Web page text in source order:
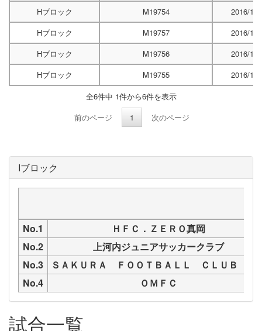
Hブロック
M19754
2016/12/
Hブロック
M19757
2016/12/
Hブロック
M19756
2016/12/
Hブロック
M19755
2016/12/
全6件中 1件から6件を表示
前のページ
1 次のページ
Iブロック
No.1
ＨＦＣ．ＺＥＲＯ真岡
No.2
上河内ジュニアサッカークラブ
No.3
ＳＡＫＵＲＡ ＦＯＯＴＢＡＬＬ ＣＬＵＢ Ｊ
No.4
ＯＭＦＣ
試合一覧